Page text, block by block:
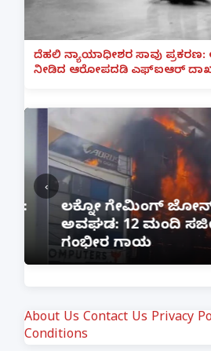
ದೆಹಲಿ ನ್ಯಾಯಾಧೀಶರ ಸಾವು
ನೀಡಿದ ಆರೋಪದಡಿ ಎಫ್‌ಐಆರ್
ಲಕ್ನೋ ಗೇಮಿಂಗ್
ಅವಘಡ: 12 ಮಂದಿ
ಗಂಭೀರ ಗಾಯ
‹
About Us Contact Us Privacy
Conditions